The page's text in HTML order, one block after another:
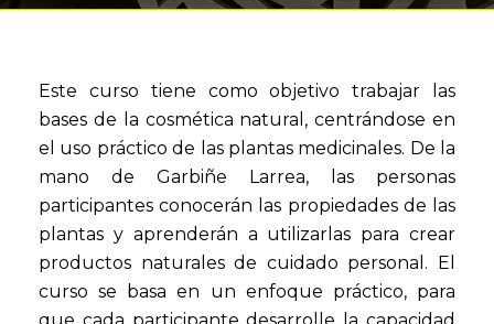
Este curso tiene como objetivo trabajar las
bases de la cosmética natural, centrándose en
el uso práctico de las plantas medicinales. De la
mano de Garbiñe Larrea, las personas
participantes conocerán las propiedades de las
plantas y aprenderán a utilizarlas para crear
productos naturales de cuidado personal. El
curso se basa en un enfoque práctico, para